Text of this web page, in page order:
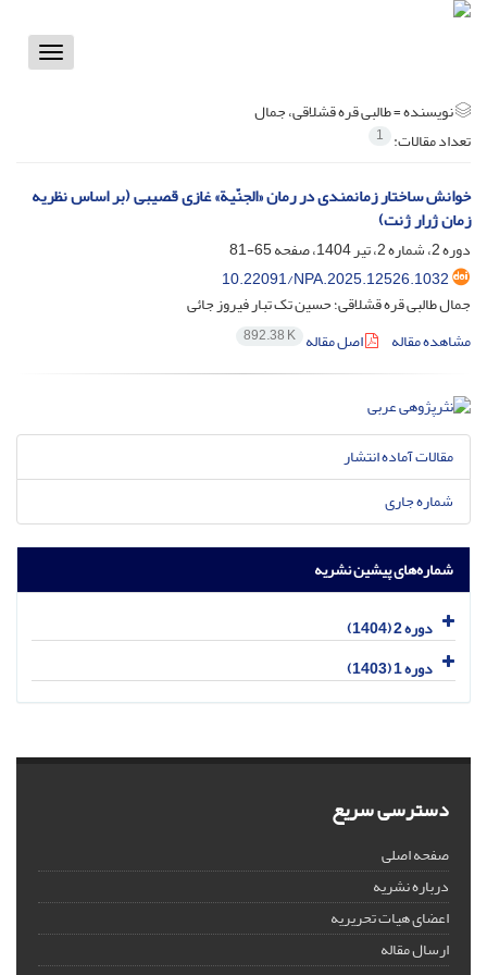
Toggle
نویسنده =طالبی قره قشلاقی، جمال
تعداد مقالات: 1
خوانش ساختار زمانمندی در رمان «الجنّیة» غازی قصیبی (بر اساس نظریه
زمان ژرار ژنت)
دوره 2، شماره 2، تیر 1404، صفحه
65-81
10.22091/NPA.2025.12526.1032
جمال طالبی قره قشلاقی؛ حسین تک تبار فیروز جائی
مشاهده مقاله
اصل مقاله 892.38 K
مقالات آماده انتشار
شماره جاری
شماره‌های پیشین نشریه
دوره 2 (1404)
دوره 1 (1403)
دسترسی سریع
صفحه اصلی
درباره نشریه
اعضای هیات تحریریه
ارسال مقاله